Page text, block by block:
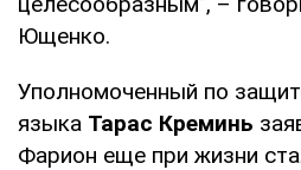
Ющенко.
Уполномоченный по
языка Тарас Креминь
Фарион еще при жизни